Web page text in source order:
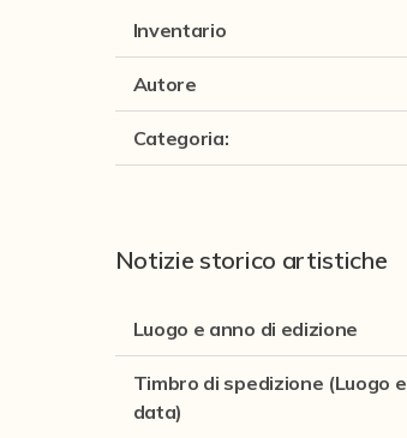
Inventario
Autore
Categoria:
Notizie storico artistiche
Luogo e anno di edizione
Timbro di spedizione (Luogo e
data)